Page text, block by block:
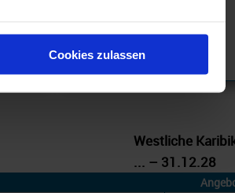
Cookies zulassen
€
Westliche
... – 31.12.28